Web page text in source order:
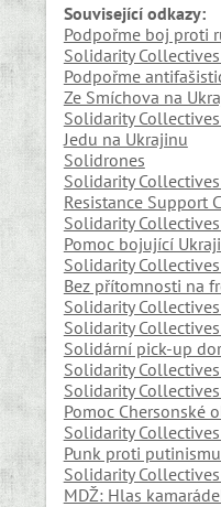
Související odkazy:
Podpořme boj proti
Solidarity
Podpořme
Ze Smíchova na
Solidarity
Jedu na Ukrajinu
Solidrones
Solidarity
Resistance Support
Solidarity
Pomoc bojující
Solidarity
Bez přítomnosti na
Solidarity
Solidarity
Solidární pick-up
Solidarity
Solidarity
Pomoc Chersonské
Solidarity
Punk proti
Solidarity
MDŽ: Hlas